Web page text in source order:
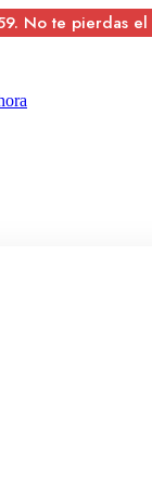
No te pierdas el